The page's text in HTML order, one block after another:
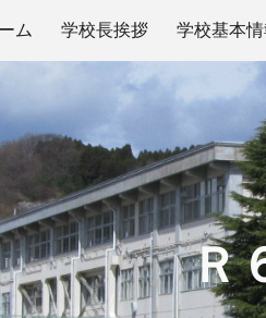
Skip to main content
ム 学校長挨拶 学校基本情
Ｒ